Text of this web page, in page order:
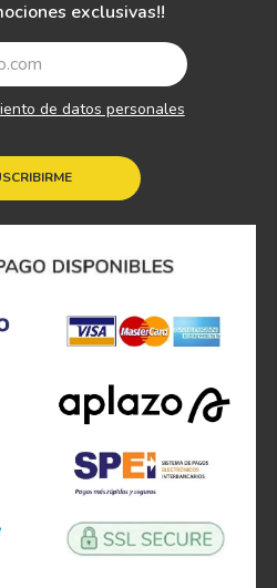
exclusivas!!
de datos personales